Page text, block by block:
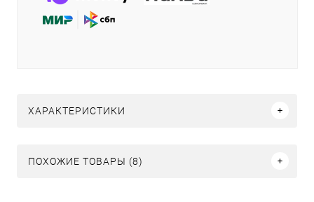
ХАРАКТЕРИСТИКИ
ПОХОЖИЕ ТОВАРЫ (8)